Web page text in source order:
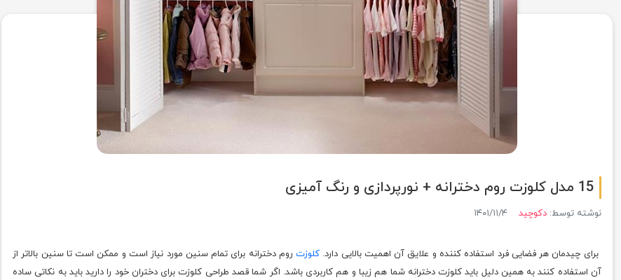
15 مدل کلوزت روم دخترانه + نورپردازی و رنگ آمیزی
نوشته توسط: دکوچید ۱۴۰۱/۱۱/۴
برای چیدمان هر فضایی فرد استفاده کننده و علایق آن اهمیت بالایی دارد. کلوزت روم دخترانه برای تمام سنین مورد نیاز است و ممکن است تا سنین بالاتر از
آن استفاده کنند به همین دلیل باید کلوزت دخترانه شما هم زیبا و هم کاربردی باشد. اگر شما قصد طراحی کلوزت برای دختران خود را دارید باید به نکاتی ساده